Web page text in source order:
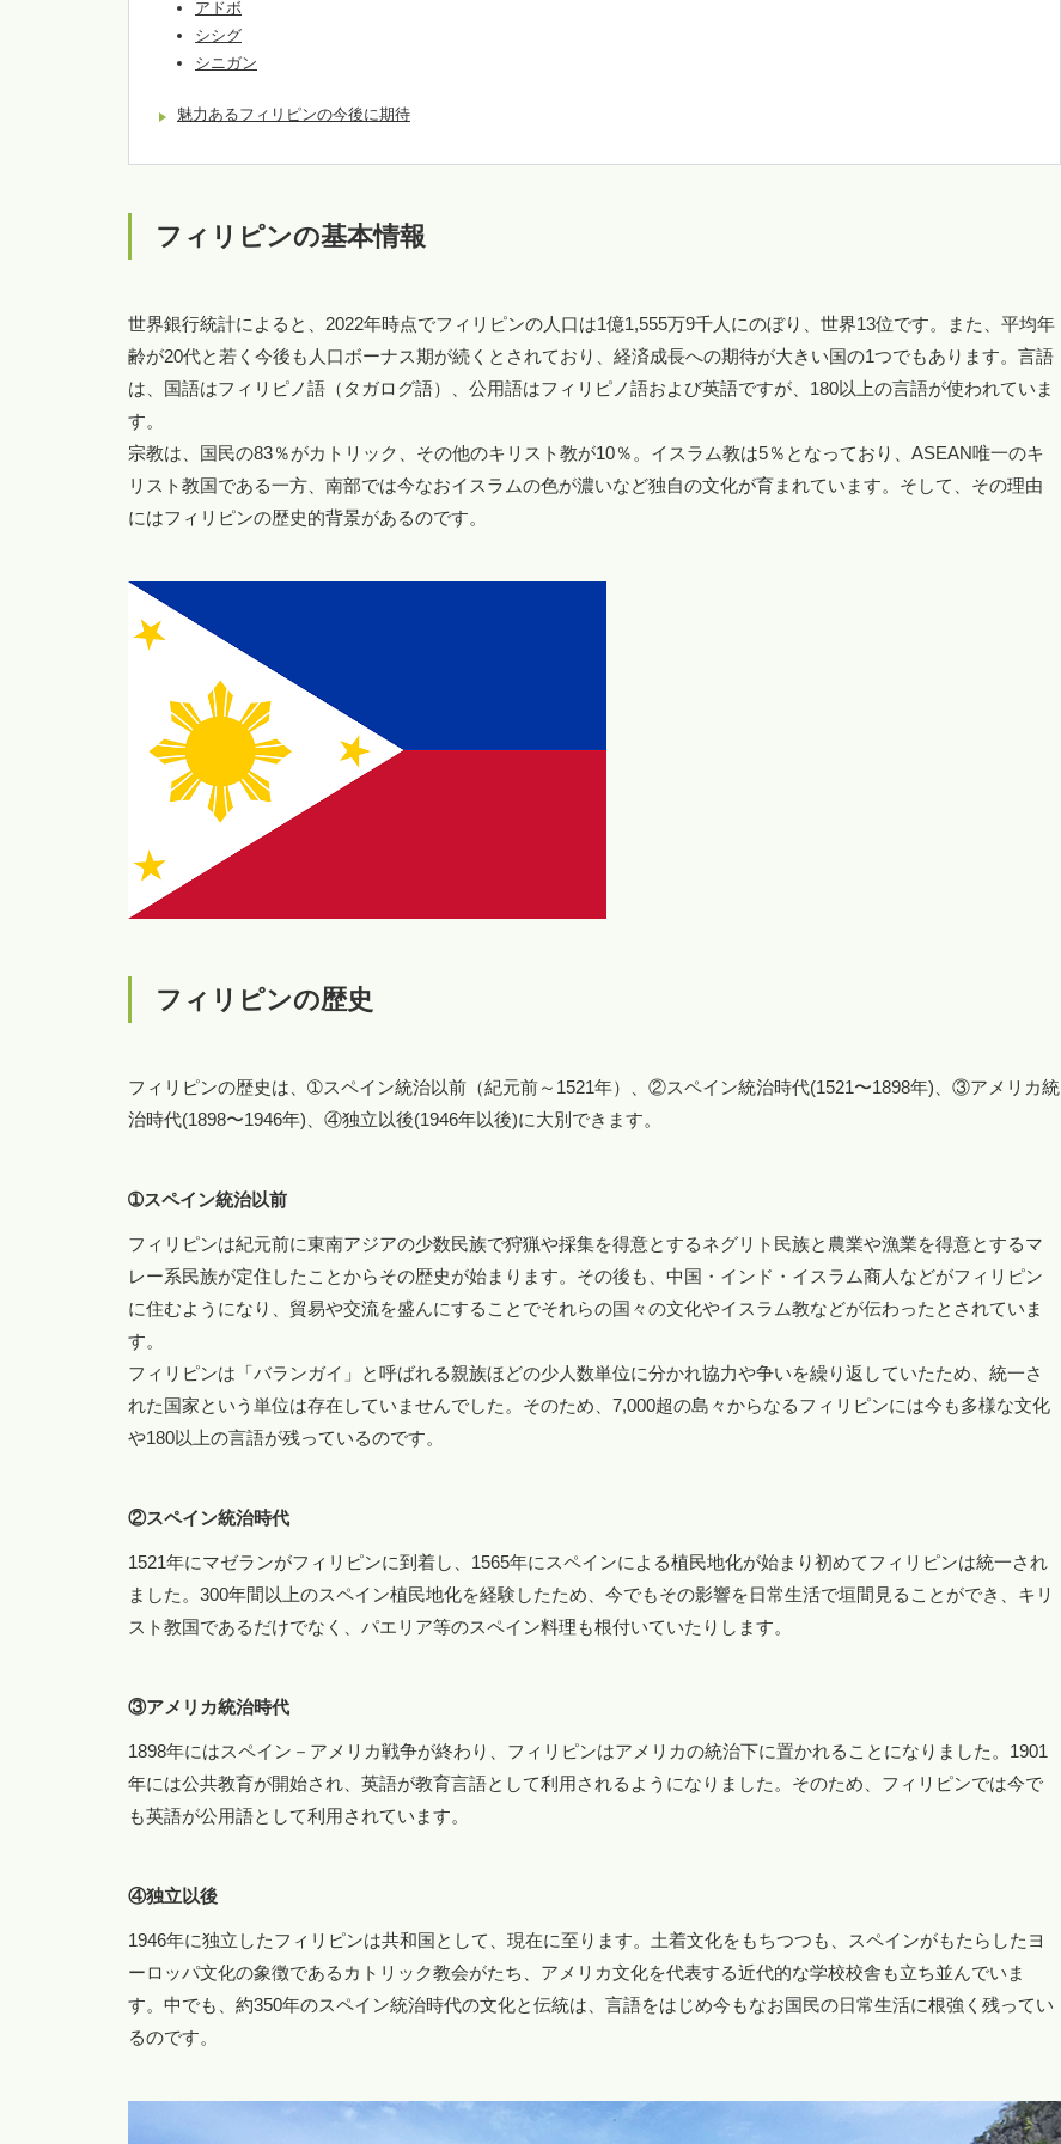
アドボ
シシグ
シニガン
魅力あるフィリピンの今後に期待
フィリピンの基本情報
世界銀行統計によると、2022年時点でフィリピンの人口は1億1,555万9千人にのぼり、世界13位です。また、平均年
齢が20代と若く今後も人口ボーナス期が続くとされており、経済成長への期待が大きい国の1つでもあります。言語
は、国語はフィリピノ語（タガログ語）、公用語はフィリピノ語および英語ですが、180以上の言語が使われていま
す。
宗教は、国民の83％がカトリック、その他のキリスト教が10％。イスラム教は5％となっており、ASEAN唯一のキ
リスト教国である一方、南部では今なおイスラムの色が濃いなど独自の文化が育まれています。そして、その理由
にはフィリピンの歴史的背景があるのです。
フィリピンの歴史
フィリピンの歴史は、➀スペイン統治以前（紀元前～1521年）、②スペイン統治時代(1521〜1898年)、③アメリカ統
治時代(1898〜1946年)、④独立以後(1946年以後)に大別できます。
➀スペイン統治以前
フィリピンは紀元前に東南アジアの少数民族で狩猟や採集を得意とするネグリト民族と農業や漁業を得意とするマ
レー系民族が定住したことからその歴史が始まります。その後も、中国・インド・イスラム商人などがフィリピン
に住むようになり、貿易や交流を盛んにすることでそれらの国々の文化やイスラム教などが伝わったとされていま
す。
フィリピンは「バランガイ」と呼ばれる親族ほどの少人数単位に分かれ協力や争いを繰り返していたため、統一さ
れた国家という単位は存在していませんでした。そのため、7,000超の島々からなるフィリピンには今も多様な文化
や180以上の言語が残っているのです。
②スペイン統治時代
1521年にマゼランがフィリピンに到着し、1565年にスペインによる植民地化が始まり初めてフィリピンは統一され
ました。300年間以上のスペイン植民地化を経験したため、今でもその影響を日常生活で垣間見ることができ、キリ
スト教国であるだけでなく、パエリア等のスペイン料理も根付いていたりします。
③アメリカ統治時代
1898年にはスペイン－アメリカ戦争が終わり、フィリピンはアメリカの統治下に置かれることになりました。1901
年には公共教育が開始され、英語が教育言語として利用されるようになりました。そのため、フィリピンでは今で
も英語が公用語として利用されています。
④独立以後
1946年に独立したフィリピンは共和国として、現在に至ります。土着文化をもちつつも、スペインがもたらしたヨ
ーロッパ文化の象徴であるカトリック教会がたち、アメリカ文化を代表する近代的な学校校舎も立ち並んでいま
す。中でも、約350年のスペイン統治時代の文化と伝統は、言語をはじめ今もなお国民の日常生活に根強く残ってい
るのです。